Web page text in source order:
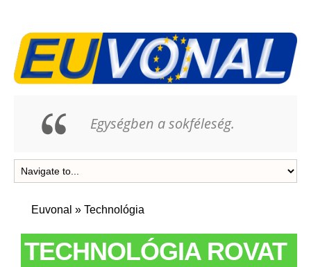
Egységben a sokféleség.
Euvonal » Technológia
TECHNOLÓGIA ROVAT